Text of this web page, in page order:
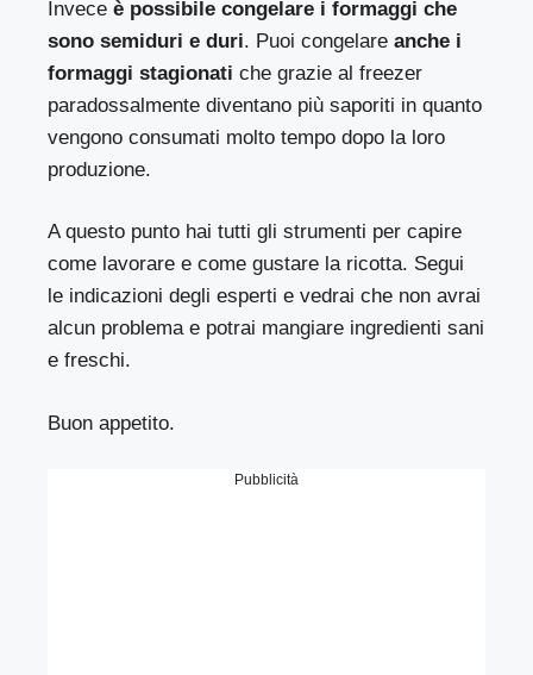
Inveceè possibile congelare i formaggi che
sono semiduri e duri. Puoi congelareanche i
formaggi stagionati che grazie al freezer
paradossalmente diventano più saporiti in quanto
vengono consumati molto tempo dopo la loro
produzione.
A questo punto hai tutti gli strumenti per capire
come lavorare e come gustare la ricotta. Segui
le indicazioni degli esperti e vedrai che non avrai
alcun problema e potrai mangiare ingredienti sani
e freschi.
Buon appetito.
Pubblicità